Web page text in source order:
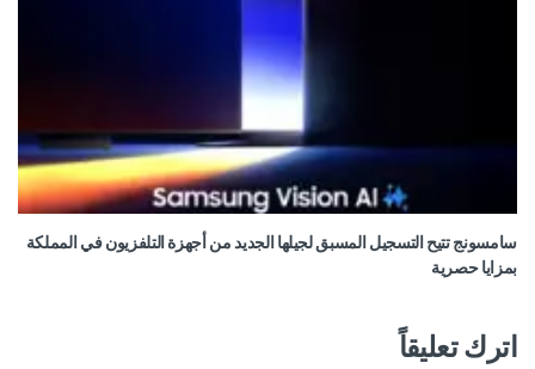
سامسونج تتيح التسجيل المسبق لجيلها الجديد من أجهزة التلفزيون في المملكة
بمزايا حصرية
اترك تعليقاً